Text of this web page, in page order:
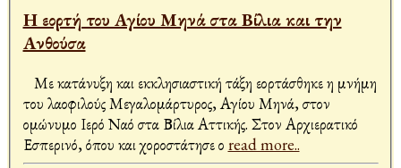
Η εορτή του Αγίου Μηνά στα Βίλια και την
Ανθούσα
Με κατάνυξη και εκκλησιαστική τάξη εορτάσθηκε η μνήμη
του λαοφιλούς Μεγαλομάρτυρος, Αγίου Μηνά, στον
ομώνυμο Ιερό Ναό στα Βίλια Αττικής. Στον Αρχιερατικό
Εσπερινό, όπου και χοροστάτησε ο read more..